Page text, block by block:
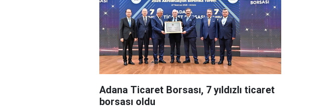
Adana Ticaret Borsası, 7 yıldızlı ticaret
borsası oldu